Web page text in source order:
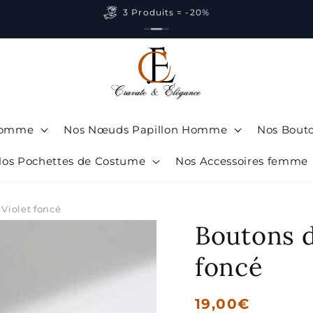
3 Produits = -20%
Nos Nœuds Papillon Homme Nos
Pochettes de Costume Nos Accessoires femme
foncé
Boutons
foncé
Prix
19,00€